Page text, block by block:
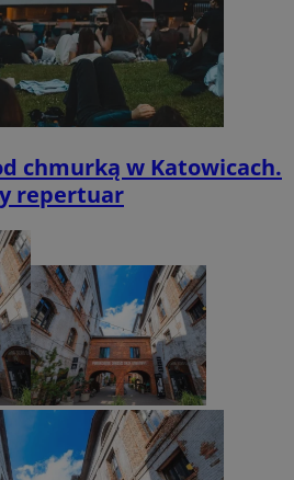
chmurką w Katowicach.
repertuar